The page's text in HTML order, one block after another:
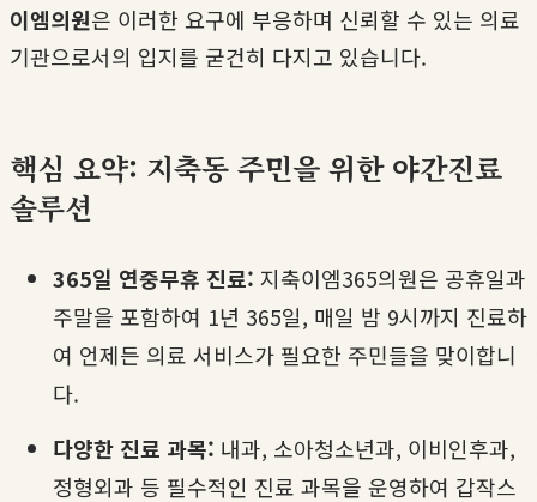
이엠의원은 이러한 요구에 부응하며 신뢰할 수 있는 의료
기관으로서의 입지를 굳건히 다지고 있습니다.
핵심 요약: 지축동 주민을 위한 야간진료
솔루션
365일 연중무휴 진료: 지축이엠365의원은 공휴일과
주말을 포함하여 1년 365일, 매일 밤 9시까지 진료하
여 언제든 의료 서비스가 필요한 주민들을 맞이합니
다.
다양한 진료 과목: 내과, 소아청소년과, 이비인후과,
정형외과 등 필수적인 진료 과목을 운영하여 갑작스